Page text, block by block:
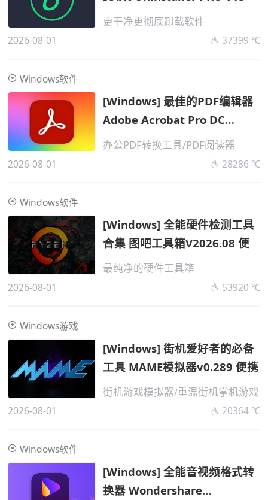
更干净更彻底卸载软件
2026-08-01 37399 ℃
Windows软件
[Windows] 最佳的PDF编辑器
Adobe Acrobat Pro DC
v2026
办公PDF转换工具/PDF阅读器
2026-08-01 28286 ℃
Windows软件
[Windows] 全能硬件检测工具
合集 图吧工具箱V2026.08 便
最纯净的硬件工具箱
2026-08-01 53920 ℃
Windows游戏
[Windows] 街机爱好者的必备
工具 MAME模拟器v0.289 便携
街机游戏模拟器/重温街机掌机游戏
2026-08-01 20364 ℃
Windows软件
[Windows] 全能音视频格式转
换器 Wondershare